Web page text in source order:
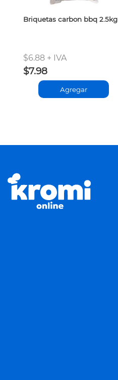
Briquetas carbon bbq 2.5kg
$6.88 + IVA
$7.98
Agregar